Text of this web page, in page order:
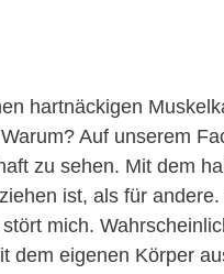
hartnäckigen
Auf unserem
zu sehen. Mit dem
ist, als für
mich.
dem eigenen Körper